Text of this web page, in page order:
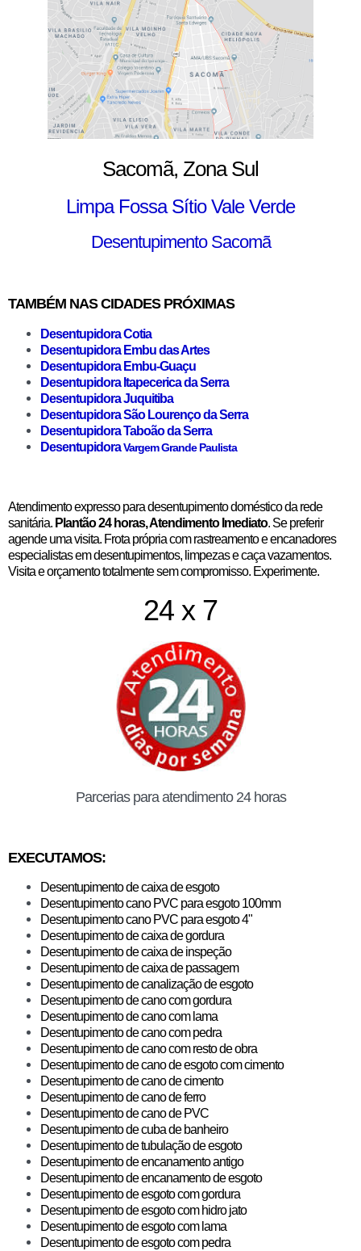
Sacomã, Zona Sul
Limpa Fossa Sítio Vale Verde
Desentupimento Sacomã
TAMBÉM NAS CIDADES PRÓXIMAS
Desentupidora Cotia
Desentupidora Embu das Artes
Desentupidora Embu-Guaçu
Desentupidora Itapecerica da Serra
Desentupidora Juquitiba
Desentupidora São Lourenço da Serra
Desentupidora Taboão da Serra
DesentupidoraVargem Grande Paulista
Atendimento expresso para desentupimento doméstico da rede
sanitária. Plantão 24 horas, Atendimento Imediato. Se preferir
agende uma visita. Frota própria com rastreamento e encanadores
especialistas em desentupimentos, limpezas e caça vazamentos.
Visita e orçamento totalmente sem compromisso. Experimente.
24 x 7
Parcerias para atendimento 24 horas
EXECUTAMOS:
Desentupimento de caixa de esgoto
Desentupimento cano PVC para esgoto 100mm
Desentupimento cano PVC para esgoto 4"
Desentupimento de caixa de gordura
​Desentupimento de caixa de inspeção
Desentupimento de caixa de passagem
Desentupimento de canalização de esgoto
Desentupimento de cano com gordura
Desentupimento de cano com lama
Desentupimento de cano com pedra
Desentupimento de cano com resto de obra
Desentupimento de cano de esgoto com cimento
Desentupimento de cano de cimento
Desentupimento de cano de ferro
Desentupimento de cano de PVC
Desentupimento de cuba de banheiro
Desentupimento de tubulação de esgoto
Desentupimento de encanamento antigo
Desentupimento de encanamento de esgoto
Desentupimento de esgoto com gordura
Desentupimento de esgoto com hidro jato
Desentupimento de esgoto com lama
Desentupimento de esgoto com pedra